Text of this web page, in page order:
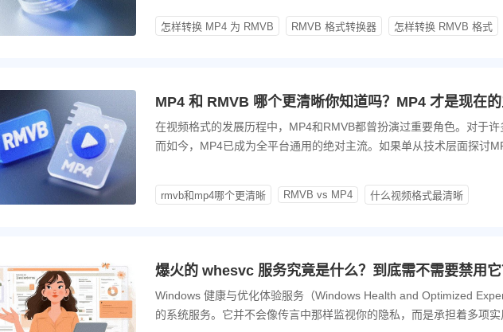
怎样转换 MP4 为 RMVB RMVB 格式转换器 怎样转换 RMVB 格式
MP4 和 RMVB 哪个更清晰你知道吗？MP4 才是现在
在视频格式的发展历程中，MP4和RMVB都曾扮演过重要角色。对于
而如今，MP4已成为全平台通用的绝对主流。如果单从技术层面探讨
rmvb和mp4哪个更清晰 RMVB vs MP4 什么视频格式最清晰
爆火的 whesvc 服务究竟是什么？到底需不需要禁用它
Windows 健康与优化体验服务（Windows Health and Optimized
的系统服务。它并不会像传言中那样监视你的隐私，而是承担着多项